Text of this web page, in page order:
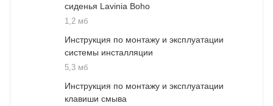
сиденья Lavinia Boho
1,2 мб
Инструкция по монтажу и эксплуатации
системы инсталляции
5,3 мб
Инструкция по монтажу и эксплуатации
клавиши смыва